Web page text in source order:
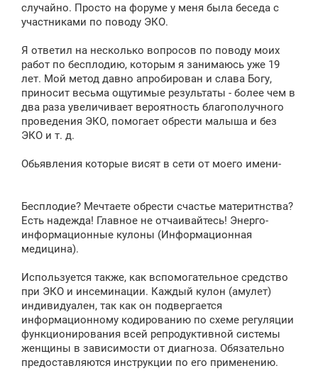
и
е
случайно. Просто на форуме у меня была беседа с
участниками по поводу ЭКО.
Я ответил на несколько вопросов по поводу моих
работ по бесплодию, которым я занимаюсь уже 19
лет. Мой метод давно апробирован и слава Богу,
приносит весьма ощутимые результаты - более чем в
два раза увеличивает вероятность благополучного
проведения ЭКО, помогает обрести малыша и без
ЭКО и т. д.
Обьявления которые висят в сети от моего имени-
Бесплодие? Мечтаете обрести счастье материтнства?
Есть надежда! Главное не отчаивайтесь! Энерго-
информационные кулоны (Информационная
медицина).
Используется также, как вспомогательное средство
при ЭКО и инсеминации. Каждый кулон (амулет)
индивидуален, так как он подвергается
информационному кодированию по схеме регуляции
функционирования всей репродуктивной системы
женщины в зависимости от диагноза. Обязательно
предоставляются инструкции по его применению.